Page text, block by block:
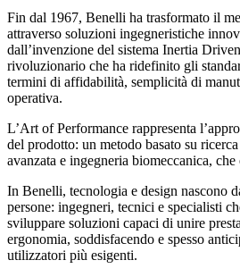
Fin dal 1967, Benelli ha trasformato il
attraverso soluzioni ingegneristiche
dall’invenzione del sistema Inertia
rivoluzionario che ha ridefinito gli
termini di affidabilità, semplicità di
operativa.
L’Art of Performance rappresenta
del prodotto: un metodo basato su
avanzata e ingegneria biomeccanica,
In Benelli, tecnologia e design nascono
persone: ingegneri, tecnici e specialisti
sviluppare soluzioni capaci di unire
ergonomia, soddisfacendo e spesso
utilizzatori più esigenti.